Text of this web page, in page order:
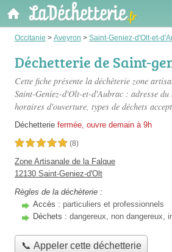
Occitanie > Aveyron > Saint-Geniez-d'Olt-et-
Déchetterie de Saint-
Cette fiche présente la déchèterie zone
Saint-Geniez-d'Olt-et-d'Aubrac : adresse du
horaires d'ouverture, types de déchets
Déchetterie fermée, ouvre demain à 9h
5,0 étoiles sur 5 (8)
Zone Artisanale de la Falque
12130 Saint-Geniez-d'Olt
Règles de la déchèterie :
Accès : particuliers et professionnels
Déchets : dangereux, non dangereux,
📞 Appeler cette déchetterie